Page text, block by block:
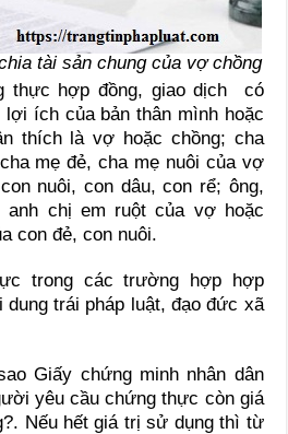
tài sản chung của vợ chồng
thực hợp đồng, giao dịch có
lợi ích của bản thân mình hoặc
thích là vợ hoặc chồng; cha
mẹ đẻ, cha mẹ nuôi của vợ
nuôi, con dâu, con rể; ông,
anh chị em ruột của vợ hoặc
con đẻ, con nuôi.
trong các trường hợp hợp
dung trái pháp luật, đạo đức xã
Giấy chứng minh nhân dân
yêu cầu chứng thực còn giá
Nếu hết giá trị sử dụng thì từ